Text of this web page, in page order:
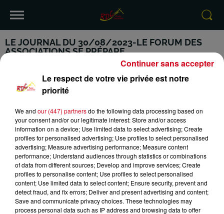
LE JOURNAL DU 30/08/2023-LE FORUM DES
ASSOCIATIONS SE PRÉPARE
VOTRE INFO DE PROXIMITÉ PODCASTS ET REPLAY
RDC CONTACT
Mentions Légales Conditions Générales d'Utilisation
Politique de Confidentialité Politique Cookies
Le respect de votre vie privée est notre
priorité
We and our (447) partnersdo the following data processing based on
your consent and/or our legitimate interest: Store and/or access
information on a device; Use limited data to select advertising; Create
profiles for personalised advertising; Use profiles to select personalised
advertising; Measure advertising performance; Measure content
performance; Understand audiences through statistics or combinations
of data from different sources; Develop and improve services; Create
profiles to personalise content; Use profiles to select personalised
content; Use limited data to select content; Ensure security, prevent and
detect fraud, and fix errors; Deliver and present advertising and content;
Save and communicate privacy choices. These technologies may
process personal data such as IP address and browsing data to offer
Continuer sans accepter